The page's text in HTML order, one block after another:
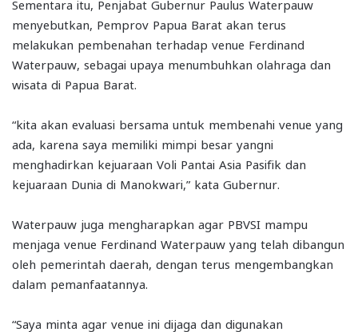
Sementara itu, Penjabat Gubernur Paulus Waterpauw
menyebutkan, Pemprov Papua Barat akan terus
melakukan pembenahan terhadap venue Ferdinand
Waterpauw, sebagai upaya menumbuhkan olahraga dan
wisata di Papua Barat.
“kita akan evaluasi bersama untuk membenahi venue yang
ada, karena saya memiliki mimpi besar yangni
menghadirkan kejuaraan Voli Pantai Asia Pasifik dan
kejuaraan Dunia di Manokwari,” kata Gubernur.
Waterpauw juga mengharapkan agar PBVSI mampu
menjaga venue Ferdinand Waterpauw yang telah dibangun
oleh pemerintah daerah, dengan terus mengembangkan
dalam pemanfaatannya.
“Saya minta agar venue ini dijaga dan digunakan